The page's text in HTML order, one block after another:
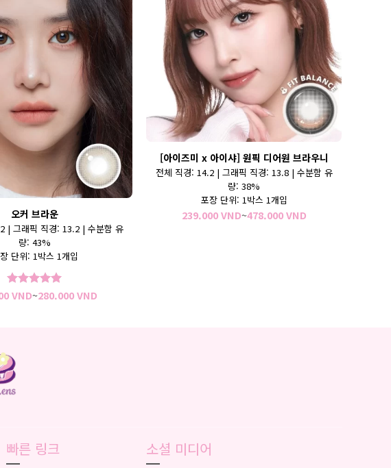
오커 브라운
| 그래픽 직경: 13.2 | 수분함 유
량: 43%
단위: 1박스 1개입
5 중에서 5
VND~280.000VND가
[아이즈미 x 아이샤] 원픽 디어원 브라우니
전체 직경: 14.2 | 그래픽 직경: 13.8| 수분함 유
량: 38%
포장 단위: 1박스 1개입
239.000VND~478.000VND가
빠른 링크 소셜 미디어